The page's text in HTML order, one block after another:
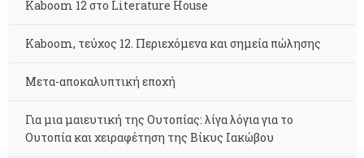
Kaboom 12 στο Literature House
Kaboom, τεύχος 12. Περιεχόμενα και σημεία πώλησης
Μετα-αποκαλυπτική εποχή
Για μια μαιευτική της Ουτοπίας: λίγα λόγια για το
Ουτοπία και χειραφέτηση της Βίκυς Ιακώβου